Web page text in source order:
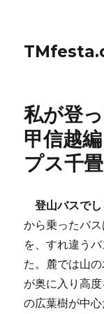
私が登
甲信越
プス千
登山バスで
から乗ったバ
を、すれ違う
た。麓では山
が奥に入り高
の広葉樹が中